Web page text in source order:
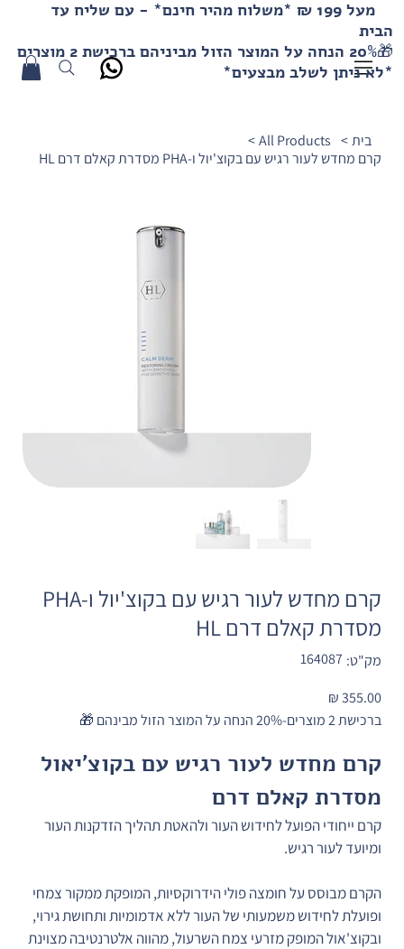
מעל 199 ₪ *משלוח מהיר חינם* - עם שליח עד
הבית
🎁20% הנחה על המוצר הזול מביניהם ברכישת 2 מוצרים
*לא ניתן לשלב מבצעים*
בית>
All Products
>
קרם מחדש לעור רגיש עם בקוצ'יול ו-PHA מסדרת קאלם דרם HL
קרם מחדש לעור רגיש עם בקוצ'יול ו-PHA
מסדרת קאלם דרם HL
מק"ט:
מק"ט
164087
164087
ברכישת 2 מוצרים-20% הנחה על המוצר הזול מבינהם 🎁
קרם מחדש לעור רגיש עם בקוצ'יאול
מסדרת קאלם דרם
קרם ייחודי הפועל לחידוש העור ולהאטת תהליך הזדקנות העור
ומיועד לעור רגיש.
הקרם מבוסס על חומצה פולי הידרוקסיות, המופקת ממקור צמחי
ופועלת לחידוש משמעותי של העור ללא אדמומיות ותחושת גירוי,
ובקוצ'אול המופק מזרעי צמח השרעול, מהווה אלטרנטיבה מצוינת